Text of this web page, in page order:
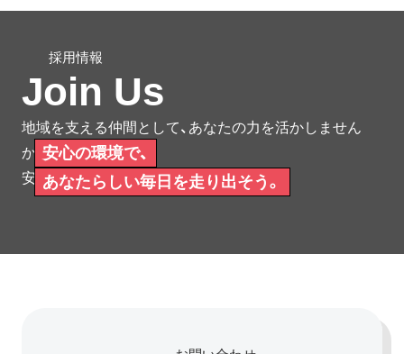
Join Us
地域を支える仲間として、あなたの力を活かしません
か。
安心して働ける環境をご用意しています。
安心の環境で、
あなたらしい毎日を走り出そう。